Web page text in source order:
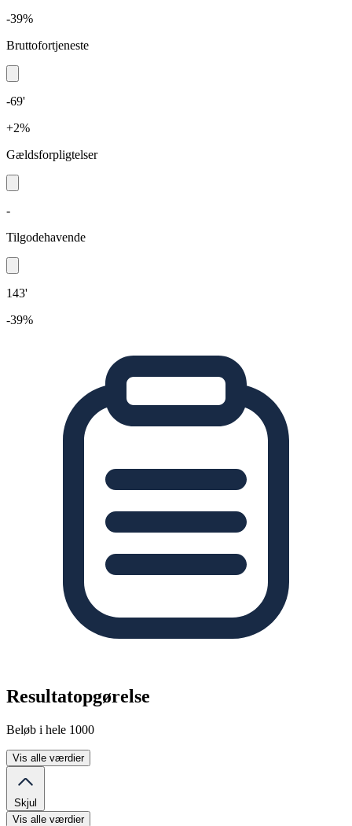
-39%
Bruttofortjeneste
-69'
+2%
Gældsforpligtelser
-
Tilgodehavende
143'
-39%
Resultatopgørelse
Beløb i hele 1000
Vis alle værdier
Skjul
Vis alle værdier